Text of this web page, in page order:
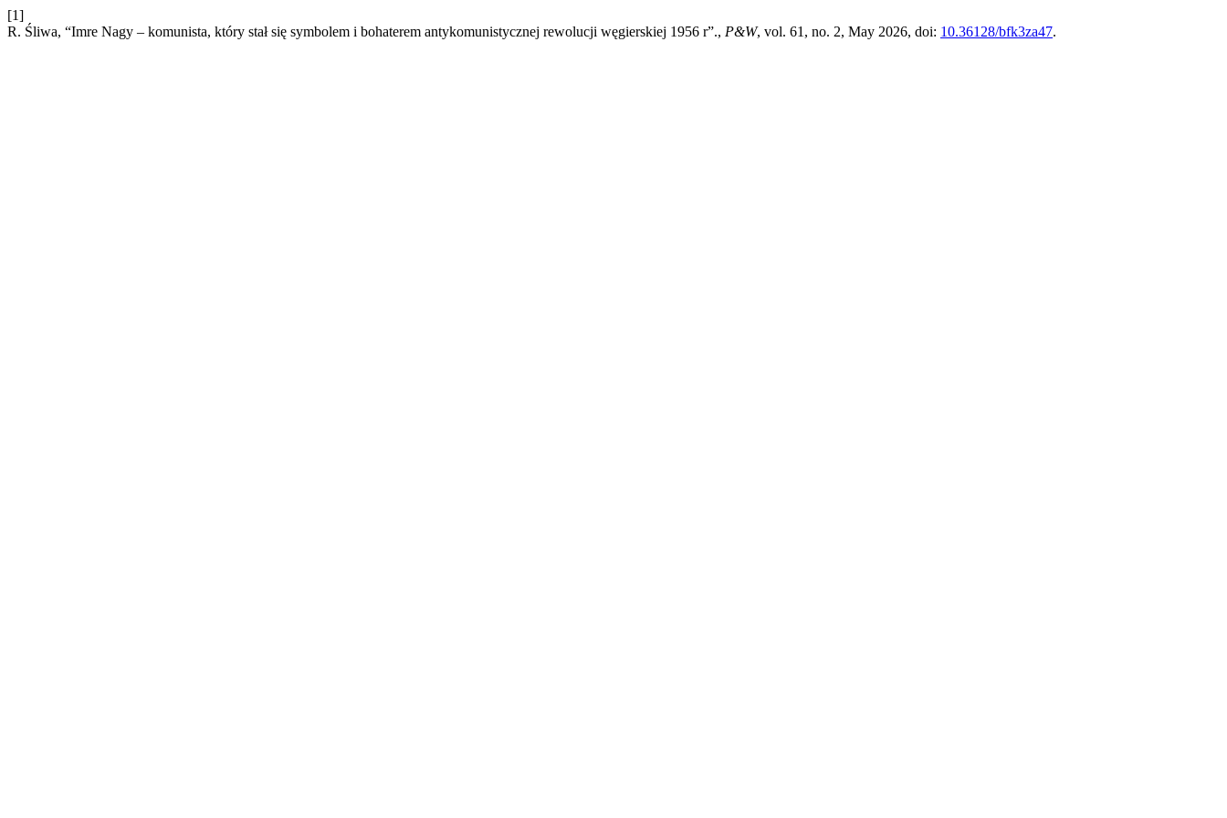
[1]
R. Śliwa, “Imre Nagy – komunista, który stał się symbolem i bohaterem antykomunistycznej rewolucji węgierskiej 1956 r”., P&W, vol. 61, no. 2, May 2026, doi: 10.36128/bfk3za47.